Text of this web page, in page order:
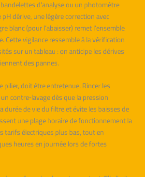
d’analyse ou un photomètre
dérive, une légère correction avec
blanc (pour l’abaisser) remet l’ensemble
Cette vigilance ressemble à la vérification
sur un tableau : on anticipe les dérives
des pannes.
doit être entretenue. Rincer les
contre‑lavage dès que la pression
durée de vie du filtre et évite les baisses de
une plage horaire de fonctionnement la
tarifs électriques plus bas, tout en
heures en journée lors de fortes